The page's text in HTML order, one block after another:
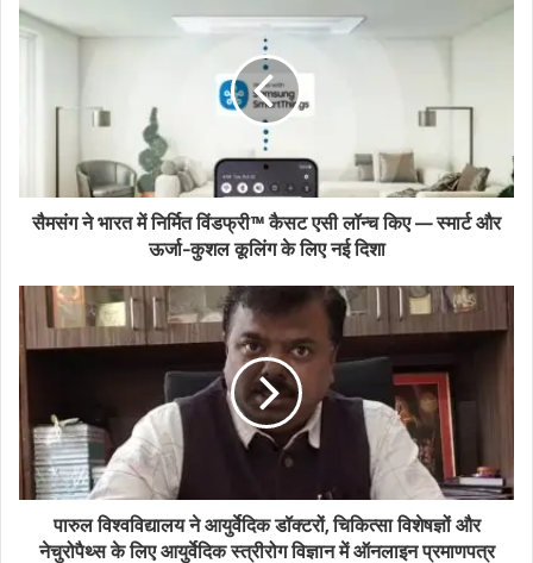
r
E
d
s
सैमसंग ने भारत में निर्मित विंडफ्री™ कैसट एसी लॉन्च किए — स्मार्ट और
ऊर्जा-कुशल कूलिंग के लिए नई दिशा
पारुल विश्वविद्यालय ने आयुर्वेदिक डॉक्टरों, चिकित्सा विशेषज्ञों और
नेचुरोपैथ्स के लिए आयुर्वेदिक स्त्रीरोग विज्ञान में ऑनलाइन प्रमाणपत्र